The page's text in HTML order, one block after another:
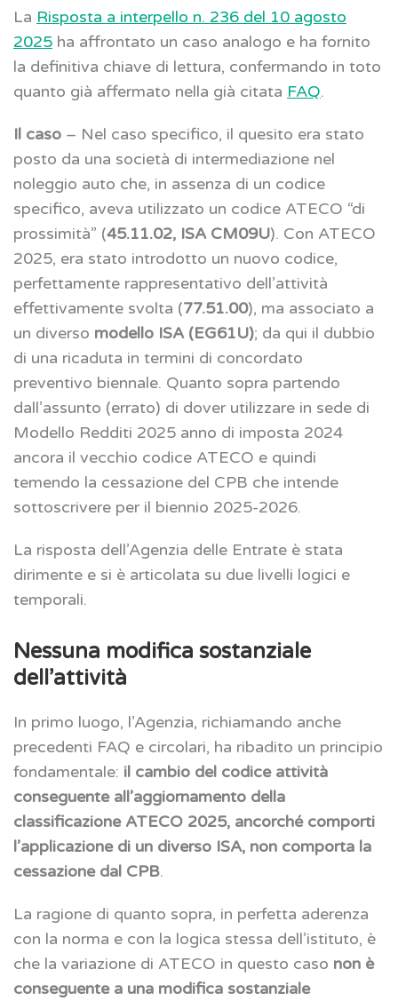
La Risposta a interpello n. 236 del 10 agosto
2025 ha affrontato un caso analogo e ha fornito
la definitiva chiave di lettura, confermando in toto
quanto già affermato nella già citata FAQ.
Il caso – Nel caso specifico, il quesito era stato
posto da una società di intermediazione nel
noleggio auto che, in assenza di un codice
specifico, aveva utilizzato un codice ATECO “di
prossimità” (45.11.02, ISA CM09U). Con ATECO
2025, era stato introdotto un nuovo codice,
perfettamente rappresentativo dell’attività
effettivamente svolta (77.51.00), ma associato a
un diverso modello ISA (EG61U); da qui il dubbio
di una ricaduta in termini di concordato
preventivo biennale. Quanto sopra partendo
dall’assunto (errato) di dover utilizzare in sede di
Modello Redditi 2025 anno di imposta 2024
ancora il vecchio codice ATECO e quindi
temendo la cessazione del CPB che intende
sottoscrivere per il biennio 2025-2026.
La risposta dell’Agenzia delle Entrate è stata
dirimente e si è articolata su due livelli logici e
temporali.
Nessuna modifica sostanziale
dell’attività
In primo luogo, l’Agenzia, richiamando anche
precedenti FAQ e circolari, ha ribadito un principio
fondamentale: il cambio del codice attività
conseguente all’aggiornamento della
classificazione ATECO 2025, ancorché comporti
l’applicazione di un diverso ISA, non comporta la
cessazione dal CPB.
La ragione di quanto sopra, in perfetta aderenza
con la norma e con la logica stessa dell’istituto, è
che la variazione di ATECO in questo caso non è
conseguente a una modifica sostanziale